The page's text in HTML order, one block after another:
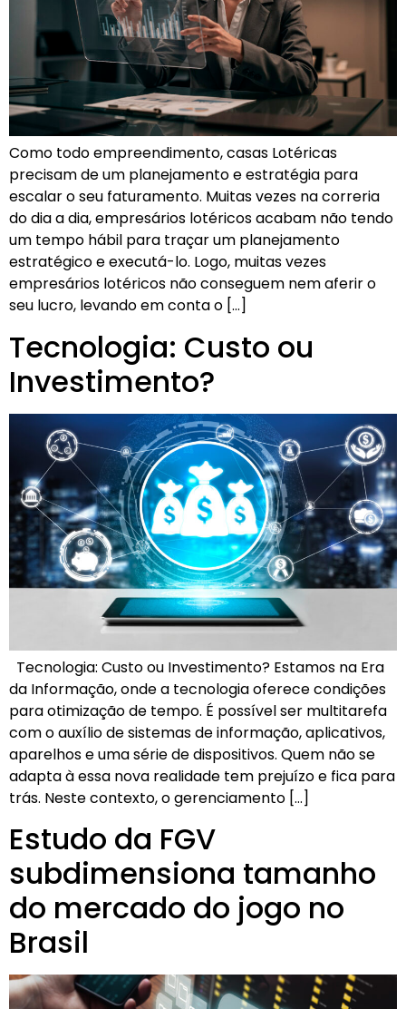
Como todo empreendimento, casas Lotéricas
precisam de um planejamento e estratégia para
escalar o seu faturamento. Muitas vezes na correria
do dia a dia, empresários lotéricos acabam não tendo
um tempo hábil para traçar um planejamento
estratégico e executá-lo. Logo, muitas vezes
empresários lotéricos não conseguem nem aferir o
seu lucro, levando em conta o […]
Tecnologia: Custo ou
Investimento?
Tecnologia: Custo ou Investimento? Estamos na Era
da Informação, onde a tecnologia oferece condições
para otimização de tempo. É possível ser multitarefa
com o auxílio de sistemas de informação, aplicativos,
aparelhos e uma série de dispositivos. Quem não se
adapta à essa nova realidade tem prejuízo e fica para
trás. Neste contexto, o gerenciamento […]
Estudo da FGV
subdimensiona tamanho
do mercado do jogo no
Brasil